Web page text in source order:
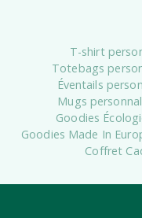
T-shirt
Totebags
Éventails
Mugs
Goodies
Goodies Made In
Coffret